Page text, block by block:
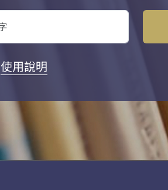
使用說明